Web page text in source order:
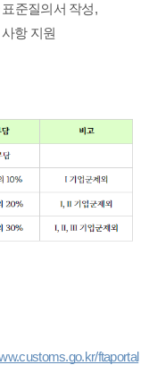
준질의서 작성,
항 지원
ftaportal